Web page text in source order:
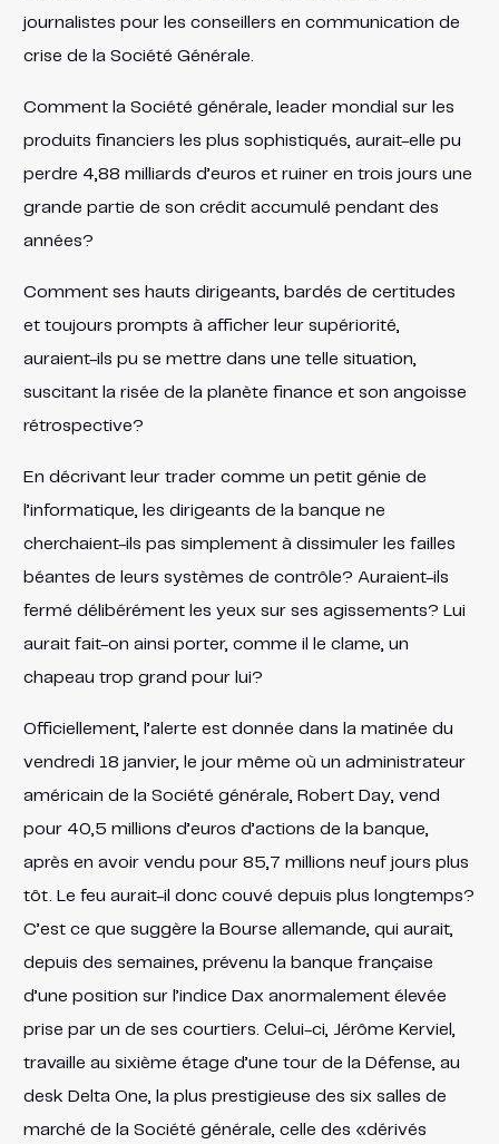
journalistes pour les conseillers en communication de
crise de la Société Générale.
Comment la Société générale, leader mondial sur les
produits financiers les plus sophistiqués, aurait-elle pu
perdre 4,88 milliards d’euros et ruiner en trois jours une
grande partie de son crédit accumulé pendant des
années?
Comment ses hauts dirigeants, bardés de certitudes
et toujours prompts à afficher leur supériorité,
auraient-ils pu se mettre dans une telle situation,
suscitant la risée de la planète finance et son angoisse
rétrospective?
En décrivant leur trader comme un petit génie de
l’informatique, les dirigeants de la banque ne
cherchaient-ils pas simplement à dissimuler les failles
béantes de leurs systèmes de contrôle? Auraient-ils
fermé délibérément les yeux sur ses agissements? Lui
aurait fait-on ainsi porter, comme il le clame, un
chapeau trop grand pour lui?
Officiellement, l’alerte est donnée dans la matinée du
vendredi 18 janvier, le jour même où un administrateur
américain de la Société générale, Robert Day, vend
pour 40,5 millions d’euros d’actions de la banque,
après en avoir vendu pour 85,7 millions neuf jours plus
tôt. Le feu aurait-il donc couvé depuis plus longtemps?
C’est ce que suggère la Bourse allemande, qui aurait,
depuis des semaines, prévenu la banque française
d’une position sur l’indice Dax anormalement élevée
prise par un de ses courtiers. Celui-ci, Jérôme Kerviel,
travaille au sixième étage d’une tour de la Défense, au
desk Delta One, la plus prestigieuse des six salles de
marché de la Société générale, celle des «dérivés